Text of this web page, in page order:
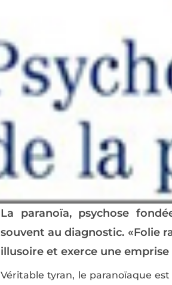
La paranoïa, psychose
souvent au diagnostic. «Folie
illusoire et exerce une
Véritable tyran, le paranoïaque